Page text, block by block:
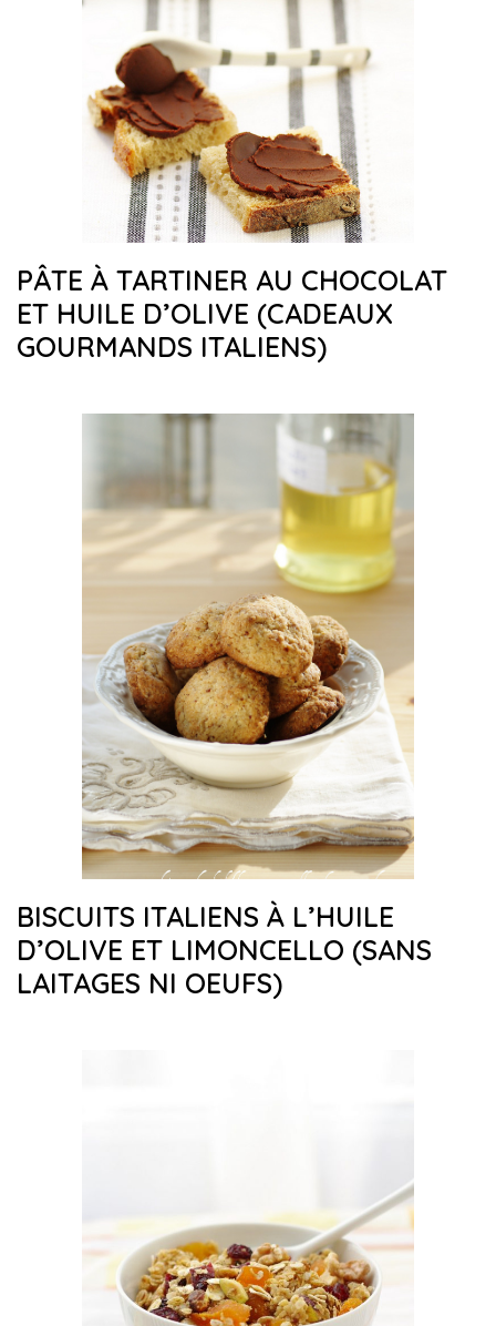
PÂTE À TARTINER AU CHOCOLAT
ET HUILE D’OLIVE (CADEAUX
GOURMANDS ITALIENS)
BISCUITS ITALIENS À L’HUILE
D’OLIVE ET LIMONCELLO (SANS
LAITAGES NI OEUFS)